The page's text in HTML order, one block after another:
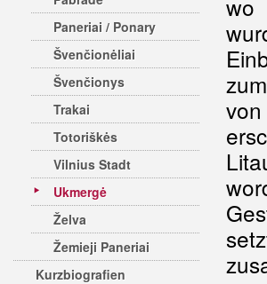
Paneriai / Ponary
Švenčionėliai
Švenčionys
Trakai
Totoriškės
Vilnius Stadt
Ukmergė
Želva
Žemieji Paneriai
Kurzbiografien
wo